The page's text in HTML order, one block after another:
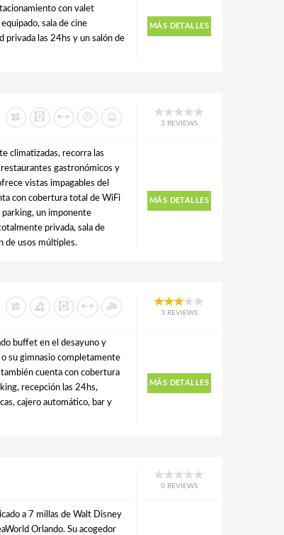
con valet
sala de cine
privada las 24hs y un salón de
MÁS DETALLES
3 REVIEWS
climatizadas, recorra las
gastronómicos y
vistas impagables del
con cobertura total de WiFi
un imponente
privada, sala de
de usos múltiples.
MÁS DETALLES
3 REVIEWS
buffet en el desayuno y
su gimnasio completamente
cuenta con cobertura
recepción las 24hs,
cajero automático, bar y
MÁS DETALLES
0 REVIEWS
a 7 millas de Walt Disney
Orlando. Su acogedor